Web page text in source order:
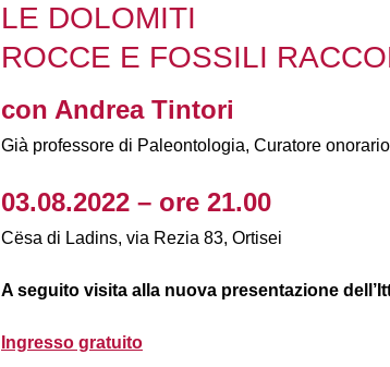
LE DOLOMITI
ROCCE E FOSSILI
con Andrea Tintori
Già professore di Paleontologia, Curatore
03.08.2022 – ore 21.00
Cësa di Ladins, via Rezia 83, Ortisei
A seguito visita alla nuova presentazione
Ingresso gratuito